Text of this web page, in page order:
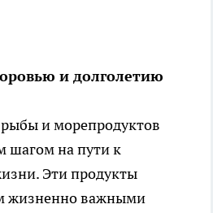
и долголетию
и морепродуктов
шагом на пути к
Эти продукты
жизненно важными